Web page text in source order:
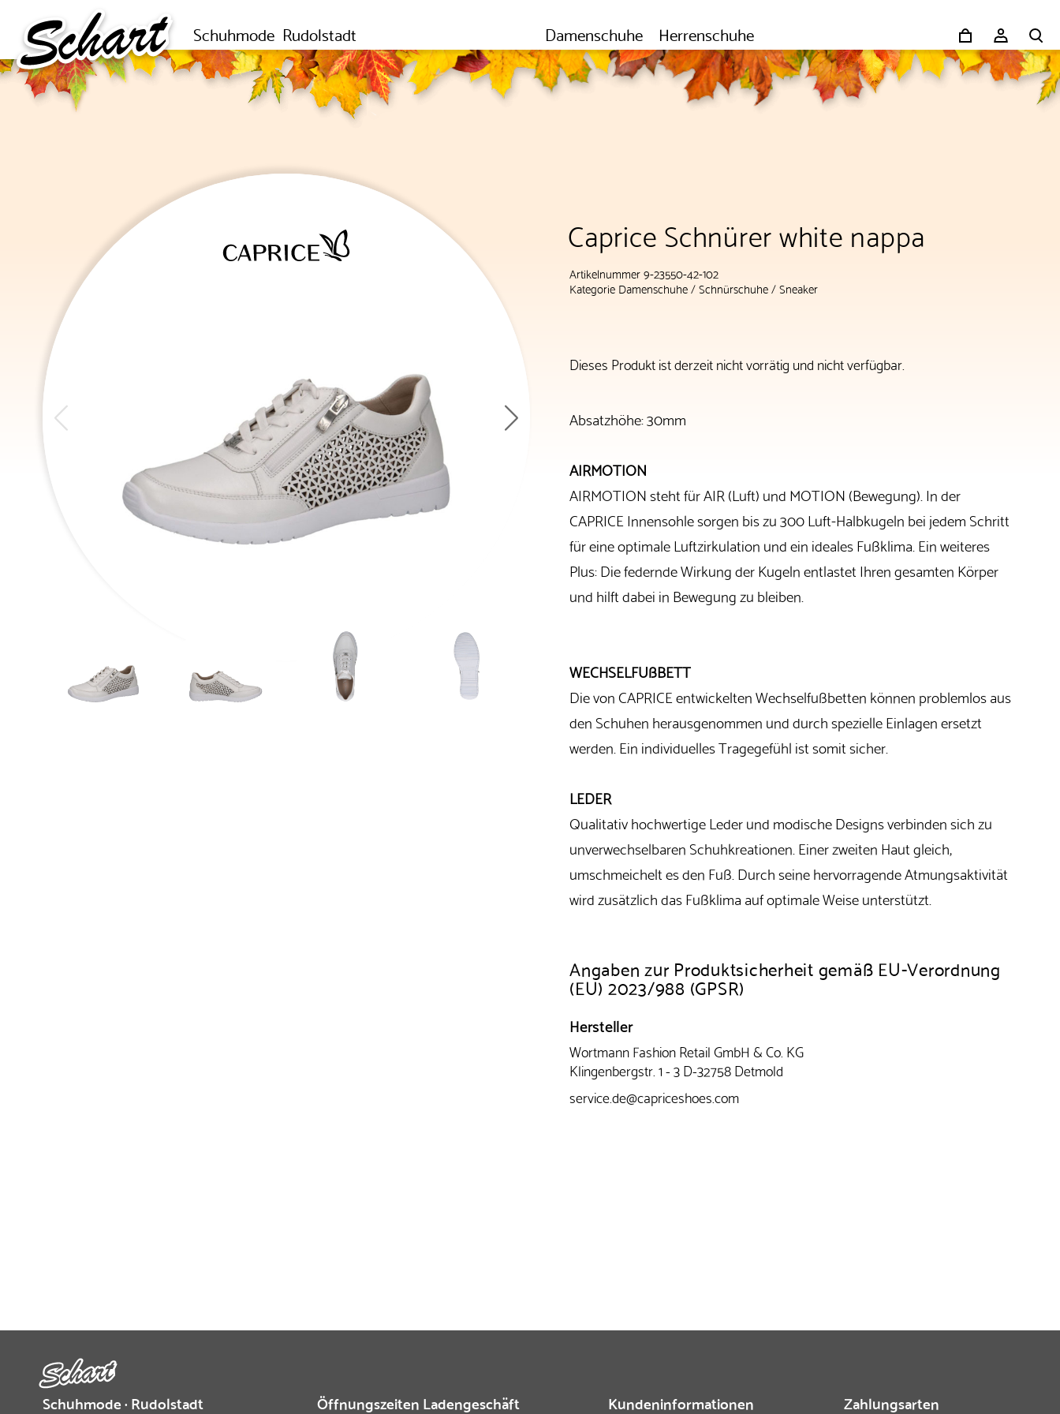
Schuhmode Rudolstadt Damenschuhe Herrenschuhe
Caprice Schnürer white nappa
Artikelnummer 9-23550-42-102
KategorieDamenschuhe/Schnürschuhe/Sneaker
Dieses Produkt ist derzeit nicht vorrätig und nicht verfügbar.
Absatzhöhe: 30mm
AIRMOTION
AIRMOTION steht für AIR (Luft) und MOTION (Bewegung). In der
CAPRICE Innensohle sorgen bis zu 300 Luft-Halbkugeln bei jedem Schritt
für eine optimale Luftzirkulation und ein ideales Fußklima. Ein weiteres
Plus: Die federnde Wirkung der Kugeln entlastet Ihren gesamten Körper
und hilft dabei in Bewegung zu bleiben.
WECHSELFUßBETT
Die von CAPRICE entwickelten Wechselfußbetten können problemlos aus
den Schuhen herausgenommen und durch spezielle Einlagen ersetzt
werden. Ein individuelles Tragegefühl ist somit sicher.
LEDER
Qualitativ hochwertige Leder und modische Designs verbinden sich zu
unverwechselbaren Schuhkreationen. Einer zweiten Haut gleich,
umschmeichelt es den Fuß. Durch seine hervorragende Atmungsaktivität
wird zusätzlich das Fußklima auf optimale Weise unterstützt.
Angaben zur Produktsicherheit gemäß EU-Verordnung
(EU) 2023/988 (GPSR)
Hersteller
Wortmann Fashion Retail GmbH & Co. KG
Klingenbergstr. 1 - 3 D-32758 Detmold
service.de@capriceshoes.com
Schuhmode · Rudolstadt Öffnungszeiten Ladengeschäft Kundeninformationen Zahlungsarten